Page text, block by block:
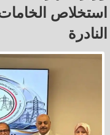
استخلاص
النادرة